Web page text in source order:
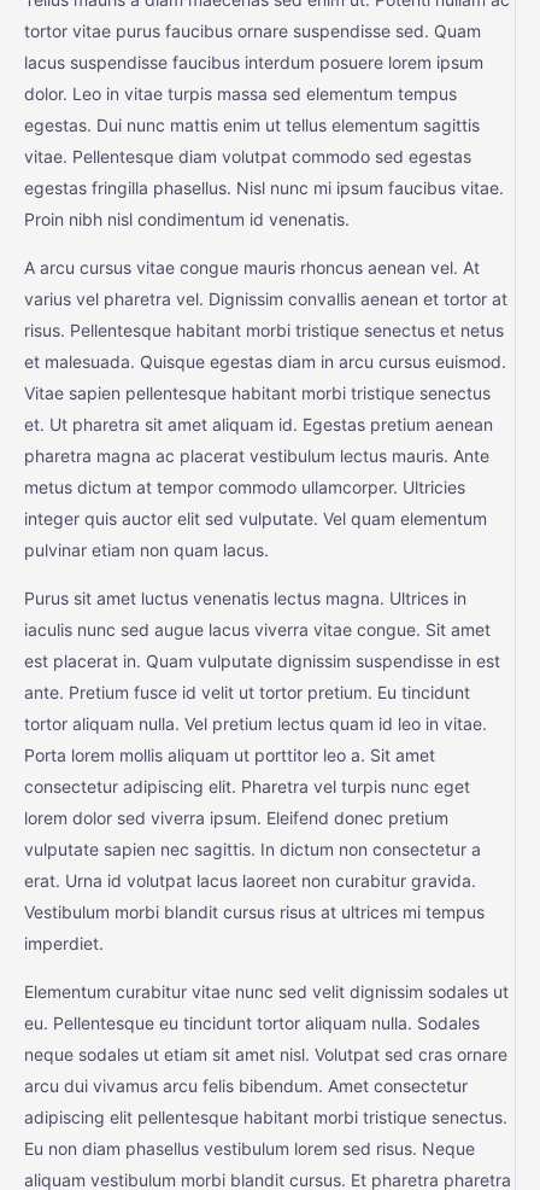
tortor vitae purus faucibus ornare suspendisse sed. Quam
lacus suspendisse faucibus interdum posuere lorem ipsum
dolor. Leo in vitae turpis massa sed elementum tempus
egestas. Dui nunc mattis enim ut tellus elementum sagittis
vitae. Pellentesque diam volutpat commodo sed egestas
egestas fringilla phasellus. Nisl nunc mi ipsum faucibus vitae.
Proin nibh nisl condimentum id venenatis.
A arcu cursus vitae congue mauris rhoncus aenean vel. At
varius vel pharetra vel. Dignissim convallis aenean et tortor at
risus. Pellentesque habitant morbi tristique senectus et netus
et malesuada. Quisque egestas diam in arcu cursus euismod.
Vitae sapien pellentesque habitant morbi tristique senectus
et. Ut pharetra sit amet aliquam id. Egestas pretium aenean
pharetra magna ac placerat vestibulum lectus mauris. Ante
metus dictum at tempor commodo ullamcorper. Ultricies
integer quis auctor elit sed vulputate. Vel quam elementum
pulvinar etiam non quam lacus.
Purus sit amet luctus venenatis lectus magna. Ultrices in
iaculis nunc sed augue lacus viverra vitae congue. Sit amet
est placerat in. Quam vulputate dignissim suspendisse in est
ante. Pretium fusce id velit ut tortor pretium. Eu tincidunt
tortor aliquam nulla. Vel pretium lectus quam id leo in vitae.
Porta lorem mollis aliquam ut porttitor leo a. Sit amet
consectetur adipiscing elit. Pharetra vel turpis nunc eget
lorem dolor sed viverra ipsum. Eleifend donec pretium
vulputate sapien nec sagittis. In dictum non consectetur a
erat. Urna id volutpat lacus laoreet non curabitur gravida.
Vestibulum morbi blandit cursus risus at ultrices mi tempus
imperdiet.
Elementum curabitur vitae nunc sed velit dignissim sodales ut
eu. Pellentesque eu tincidunt tortor aliquam nulla. Sodales
neque sodales ut etiam sit amet nisl. Volutpat sed cras ornare
arcu dui vivamus arcu felis bibendum. Amet consectetur
adipiscing elit pellentesque habitant morbi tristique senectus.
Eu non diam phasellus vestibulum lorem sed risus. Neque
aliquam vestibulum morbi blandit cursus. Et pharetra pharetra